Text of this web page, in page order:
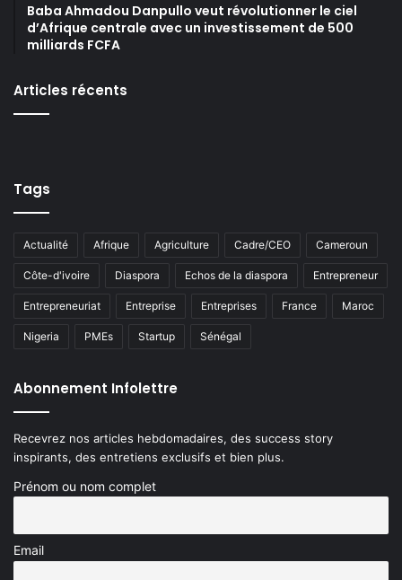
Baba Ahmadou Danpullo veut révolutionner le ciel
d’Afrique centrale avec un investissement de 500
milliards FCFA
Articles récents
Tags
Actualité Afrique Agriculture Cadre/CEO Cameroun
Côte-d'ivoire Diaspora Echos de la diaspora Entrepreneur
Entrepreneuriat Entreprise Entreprises France Maroc
Nigeria PMEs Startup Sénégal
Abonnement Infolettre
Recevrez nos articles hebdomadaires, des success story
inspirants, des entretiens exclusifs et bien plus.
Prénom ou nom complet
Email